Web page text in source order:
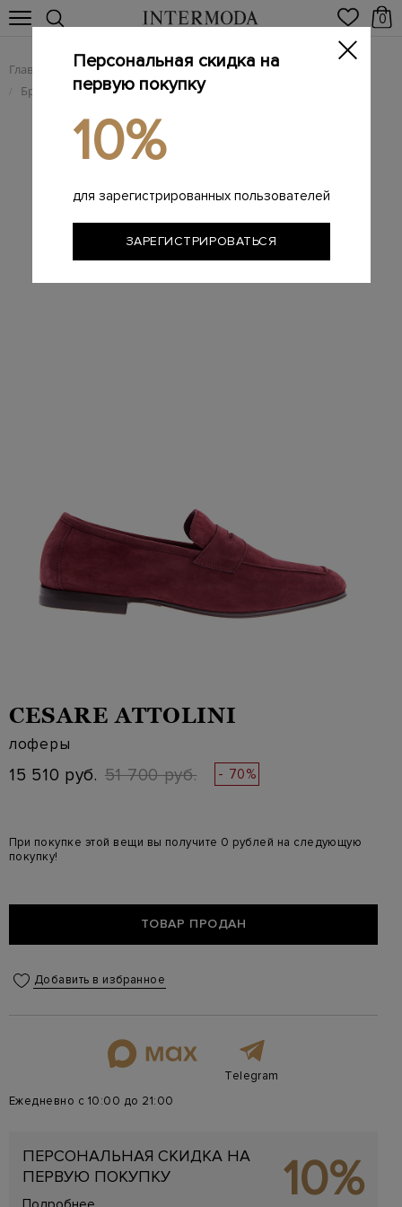
0
Главная Мужчинам / Брендовая мужская обувь
/ Брендовые мужские лоферы / лоферы
CESARE ATTOLINI
лоферы
15 510 руб. 51 700 руб. - 70%
При покупке этой вещи вы получите 0 рублей на следующую
покупку!
ТОВАР ПРОДАН
Добавить в избранное
Telegram
Ежедневно с 10:00 до 21:00
ПЕРСОНАЛЬНАЯ СКИДКА НА
ПЕРВУЮ ПОКУПКУ
10%
Персональная скидка на
первую покупку
10%
для зарегистрированных пользователей
ЗАРЕГИСТРИРОВАТЬСЯ